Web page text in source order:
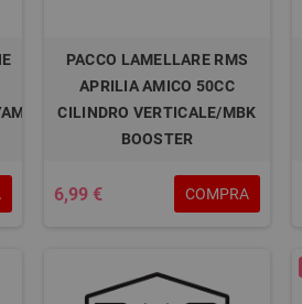
PACCO LAMELLARE RMS
APRILIA AMICO 50CC
CILINDRO VERTICALE/MBK
BOOSTER
6,99 € COMPRA